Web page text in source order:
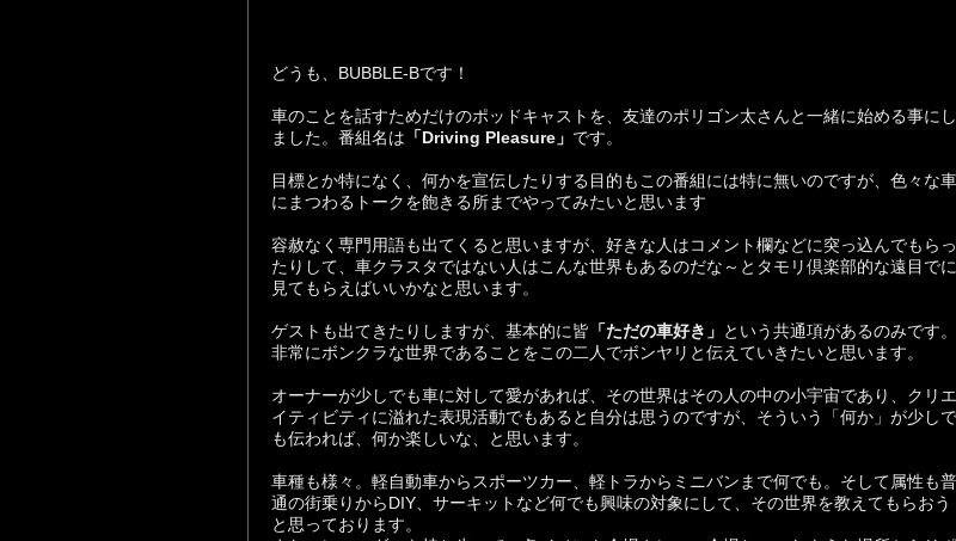
どうも、BUBBLE-Bです！
車のことを話すためだけのポッドキャストを、友達のポリゴン太さんと一緒に始める事にし
ました。番組名は 「Driving Pleasure」 です。
目標とか特になく、何かを宣伝したりする目的もこの番組には特に無いのですが、色々な車
にまつわるトークを飽きる所までやってみたいと思います
容赦なく専門用語も出てくると思いますが、好きな人はコメント欄などに突っ込んでもらっ
たりして、車クラスタではない人はこんな世界もあるのだな～とタモリ倶楽部的な遠目でに
見てもらえばいいかなと思います。
ゲストも出てきたりしますが、基本的に皆 「ただの車好き」 という共通項があるのみです。
非常にボンクラな世界であることをこの二人でボンヤリと伝えていきたいと思います。
オーナーが少しでも車に対して愛があれば、その世界はその人の中の小宇宙であり、クリエ
イティビティに溢れた表現活動でもあると自分は思うのですが、そういう「何か」が少しで
も伝われば、何か楽しいな、と思います。
車種も様々。軽自動車からスポーツカー、軽トラからミニバンまで何でも。そして属性も普
通の街乗りからDIY、サーキットなど何でも興味の対象にして、その世界を教えてもらおう
と思っております。